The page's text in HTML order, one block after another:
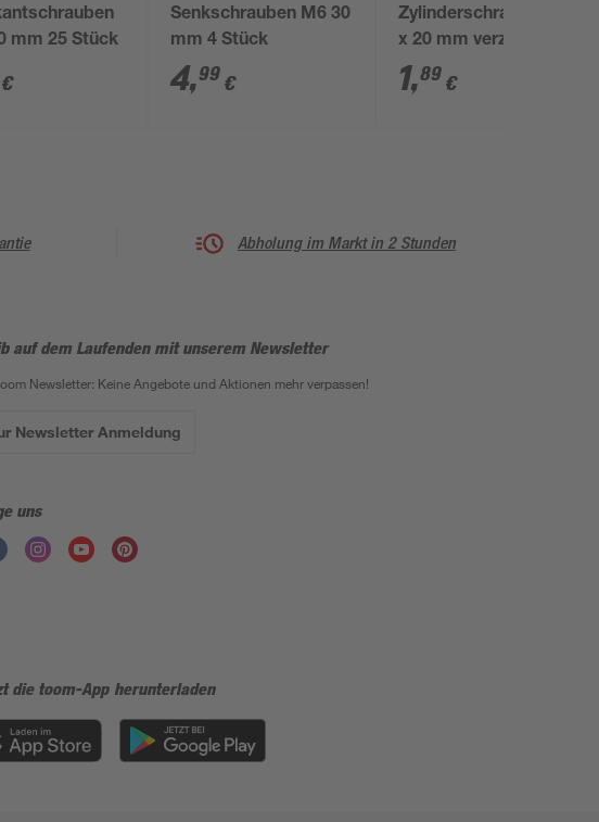
mm 25 Stück
€
Senkschrauben M6 30
mm 4 Stück
4,99 €
Zylinderschrauben M5
x 20 mm verzinkt, 6
Stück
1,89 €
Abholung im Markt in 2 Stunden
auf dem Laufenden mit unserem Newsletter
Newsletter: Keine Angebote und Aktionen mehr verpassen!
Newsletter Anmeldung
uns
die toom-App herunterladen